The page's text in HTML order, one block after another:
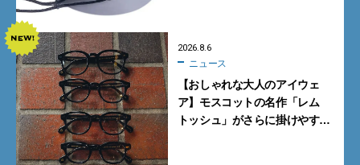
2026.8.6
ニュース
【おしゃれな大人のアイウェ
ア】モスコットの名作「レム
トッシュ」がさらに掛けやす